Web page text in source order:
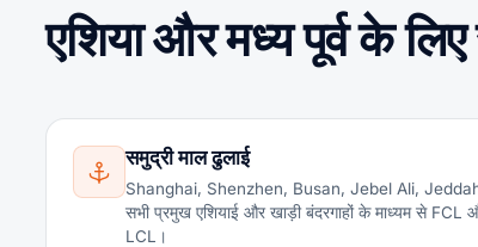
एशिया और मध्य पूर्व के
समुद्री माल ढुलाई
Shanghai, Shenzhen, Busan, Jebel Ali,
सभी प्रमुख एशियाई और खाड़ी बंदरगाहों के माध्यम से FCL
LCL।